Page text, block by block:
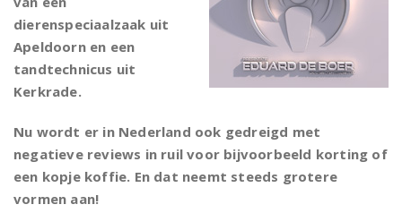
dierenspeciaalzaak uit
Apeldoorn en een
tandtechnicus uit
Kerkrade.
Nu wordt er in Nederland ook gedreigd met
negatieve reviews in ruil voor bijvoorbeeld korting of
een kopje koffie. En dat neemt steeds grotere
vormen aan!